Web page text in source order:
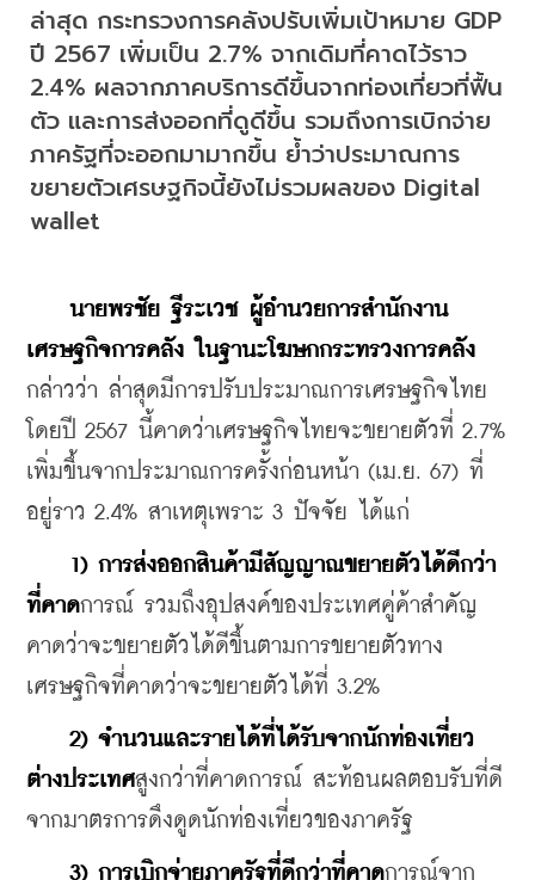
ล่าสุด กระทรวงการคลังปรับเพิ่มเป้าหมาย GDP
ปี 2567 เพิ่มเป็น 2.7% จากเดิมที่คาดไว้ราว
2.4% ผลจากภาคบริการดีขึ้นจากท่องเที่ยวที่ฟื้น
ตัว และการส่งออกที่ดูดีขึ้น รวมถึงการเบิกจ่าย
ภาครัฐที่จะออกมามากขึ้น ย้ำว่าประมาณการ
ขยายตัวเศรษฐกิจนี้ยังไม่รวมผลของ Digital
wallet
นายพรชัย ฐีระเวช ผู้อำนวยการสำนักงาน
เศรษฐกิจการคลัง ในฐานะโฆษกกระทรวงการคลัง
กล่าวว่า ล่าสุดมีการปรับประมาณการเศรษฐกิจไทย
โดยปี 2567 นี้คาดว่าเศรษฐกิจไทยจะขยายตัวที่ 2.7%
เพิ่มขึ้นจากประมาณการครั้งก่อนหน้า (เม.ย. 67) ที่
อยู่ราว 2.4% สาเหตุเพราะ 3 ปัจจัย ได้แก่
1) การส่งออกสินค้ามีสัญญาณขยายตัวได้ดีกว่า
ที่คาดการณ์ รวมถึงอุปสงค์ของประเทศคู่ค้าสำคัญ
คาดว่าจะขยายตัวได้ดีขึ้นตามการขยายตัวทาง
เศรษฐกิจที่คาดว่าจะขยายตัวได้ที่ 3.2%
2) จำนวนและรายได้ที่ได้รับจากนักท่องเที่ยว
ต่างประเทศสูงกว่าที่คาดการณ์ สะท้อนผลตอบรับที่ดี
จากมาตรการดึงดูดนักท่องเที่ยวของภาครัฐ
3) การเบิกจ่ายภาครัฐที่ดีกว่าที่คาดการณ์จาก